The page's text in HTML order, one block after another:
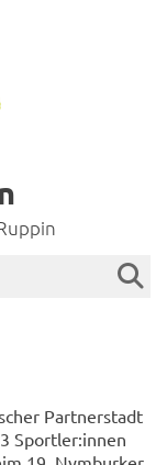
Part­ner­stadt
Sport­ler:innen